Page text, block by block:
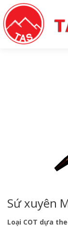
Sứ xuyên
Loại COT dựa